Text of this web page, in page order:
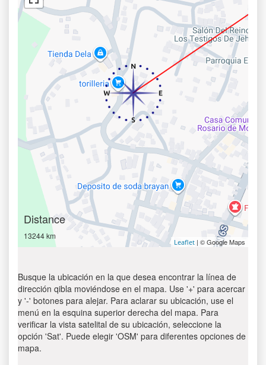
Distance
13244 km
Leaflet | © Google Maps
Busque la ubicación en la que desea encontrar la línea de
dirección qibla moviéndose en el mapa. Use '+' para acercar
y '-' botones para alejar. Para aclarar su ubicación, use el
menú en la esquina superior derecha del mapa. Para
verificar la vista satelital de su ubicación, seleccione la
opción 'Sat'. Puede elegir 'OSM' para diferentes opciones de
mapa.